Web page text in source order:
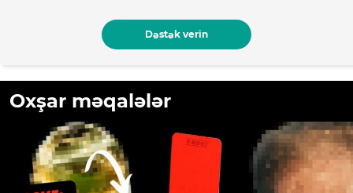
Dəstək verin
Oxşar məqalələr